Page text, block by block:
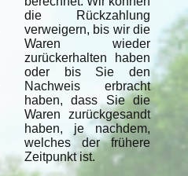
die Rückzahlung
verweigern, bis wir die
Waren wieder
zurückerhalten haben
oder bis Sie den
Nachweis erbracht
haben, dass Sie die
Waren zurückgesandt
haben, je nachdem,
welches der frühere
Zeitpunkt ist.